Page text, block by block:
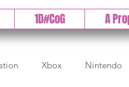
1D#CoG A
Xbox Nintendo